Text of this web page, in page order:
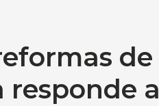
de
responde a